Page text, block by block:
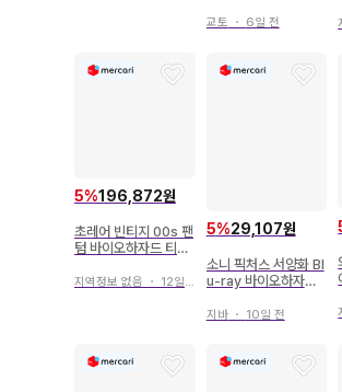
교토 ・ 6일 전
5%196,872원
초레어 빈티지 00s 팬
텀 바이오하자드 티셔
지역정보 없음 ・ 12일 전
5%29,107원
소니 픽처스 서양화 Bl
u-ray 바이오하자드 I
D
지바・ 10일 전